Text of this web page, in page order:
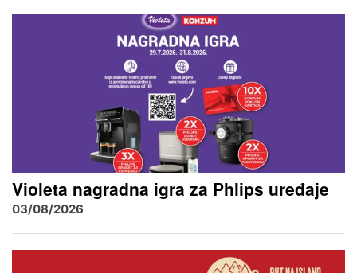
Violeta nagradna igra za Phlips uređaje
03/08/2026